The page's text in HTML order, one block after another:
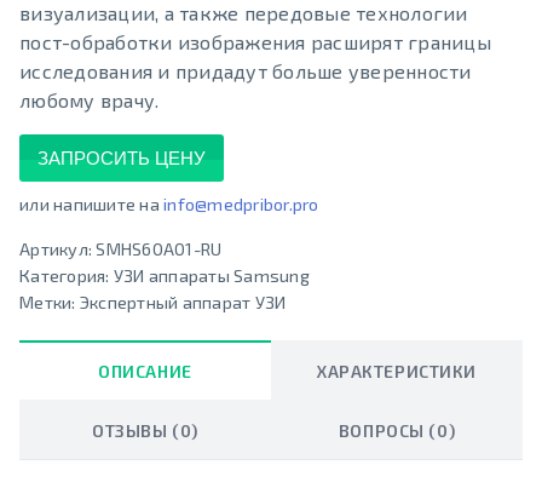
визуализации, а также передовые технологии
пост-обработки изображения расширят границы
исследования и придадут больше уверенности
любому врачу.
ЗАПРОСИТЬ ЦЕНУ
или напишите на info@medpribor.pro
Артикул:SMHS60A01-RU
Категория: УЗИ аппараты Samsung
Метки: Экспертный аппарат УЗИ
ОПИСАНИЕ ХАРАКТЕРИСТИКИ
ОТЗЫВЫ (0) ВОПРОСЫ (0)